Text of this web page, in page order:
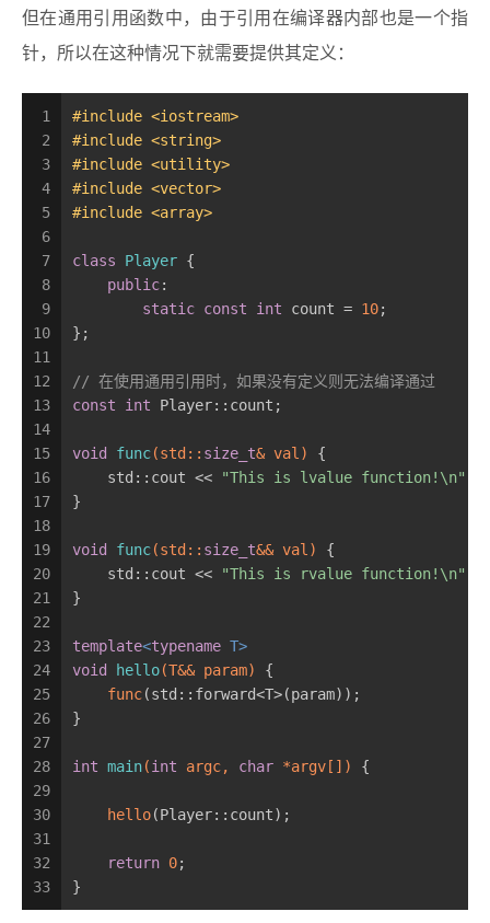
但在通用引用函数中，由于引用在编译器内部也是一个指
针，所以在这种情况下就需要提供其定义：
1
2
3
4
5
6
7
8
9
10
11
12
13
14
15
16
17
18
19
20
21
22
23
24
25
26
27
28
29
30
31
32
33
#include <iostream>
#include <string>
#include <utility>
#include <vector>
#include <array>
class Player {
public:
static const int count = 10;
};
// 在使用通用引用时，如果没有定义则无法编译通过
const
int Player::count;
void func(std:: size_t& val)
{
    std::cout <<
"This is lvalue function!\n"
}
void func(std:: size_t&& val)
{
    std::cout <<
"This is rvalue function!\n"
}
template<typename T>
void
hello(T&& param)
{
func(std::forward<T>(param));
}
int main(int argc, char *argv[]) {
hello(Player::count);
return 0;
}